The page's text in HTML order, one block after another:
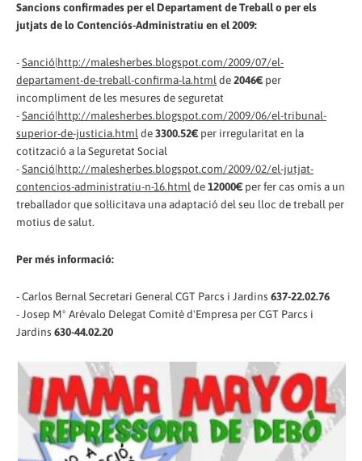
Sancions confirmades per el Departament de Treball o per els
jutjats de lo Contenciós-Administratiu en el 2009:
-Sanció|http://malesherbes.blogspot.com/2009/07/el-
departament-de-treball-confirma-la.html de2046€ per
incompliment de les mesures de seguretat
-Sanció|http://malesherbes.blogspot.com/2009/06/el-tribunal-
superior-de-justicia.html de3300.52€ per irregularitat en la
cotització a la Seguretat Social
-Sanció|http://malesherbes.blogspot.com/2009/02/el-jutjat-
contencios-administratiu-n-16.html de12000€ per fer cas omís a un
treballador que sol·licitava una adaptació del seu lloc de treball per
motius de salut.
Per més informació:
- Carlos Bernal Secretari General CGT Parcs i Jardins 637-22.02.76
- Josep Mº Arévalo Delegat Comitè d'Empresa per CGT Parcs i
Jardins 630-44.02.20